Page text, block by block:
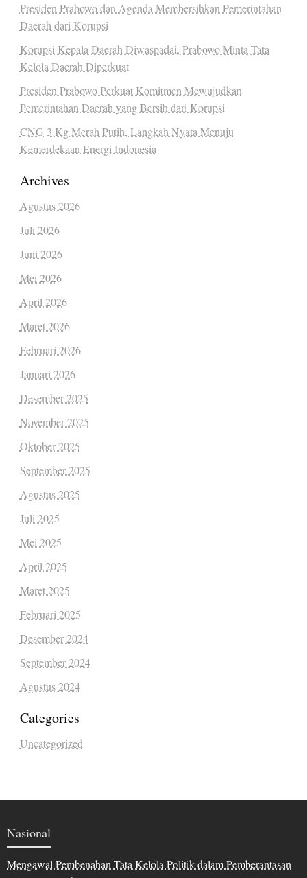
Presiden Prabowo dan Agenda Membersihkan Pemerintahan
Daerah dari Korupsi
Korupsi Kepala Daerah Diwaspadai, Prabowo Minta Tata
Kelola Daerah Diperkuat
Presiden Prabowo Perkuat Komitmen Mewujudkan
Pemerintahan Daerah yang Bersih dari Korupsi
CNG 3 Kg Merah Putih, Langkah Nyata Menuju
Kemerdekaan Energi Indonesia
Archives
Agustus 2026
Juli 2026
Juni 2026
Mei 2026
April 2026
Maret 2026
Februari 2026
Januari 2026
Desember 2025
November 2025
Oktober 2025
September 2025
Agustus 2025
Juli 2025
Mei 2025
April 2025
Maret 2025
Februari 2025
Desember 2024
September 2024
Agustus 2024
Categories
Uncategorized
Nasional
Mengawal Pembenahan Tata Kelola Politik dalam Pemberantasan